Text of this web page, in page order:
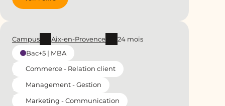
Campus Aix-en-Provence
24 mois
Bac+5 | MBA
Commerce - Relation client
Management - Gestion
Marketing - Communication